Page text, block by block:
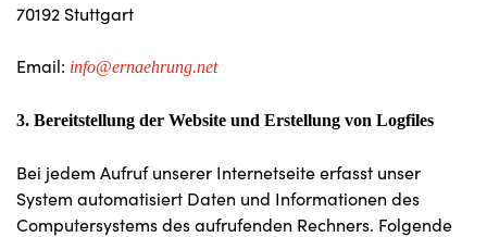
70192 Stuttgart
Email: info@ernaehrung.net
3. Bereitstellung der Website und Erstellung von Logfiles
Bei jedem Aufruf unserer Internetseite erfasst unser
System automatisiert Daten und Informationen des
Computersystems des aufrufenden Rechners. Folgende